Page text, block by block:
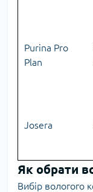
Purina Pro
Plan
Josera
Як обрати
Вибір вологого